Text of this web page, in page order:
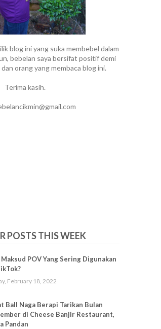
blog ini yang suka membebel dalam
bebelan saya bersifat positif demi
orang yang membaca blog ini.
Terima kasih.
POSTS THIS WEEK
POV Yang Sering Digunakan
February 18, 2022
Ball Naga Berapi Tarikan Bulan
di Cheese Banjir Restaurant,
Pandan